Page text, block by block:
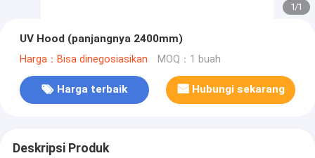
1/1
UV Hood (panjangnya 2400mm)
Harga：Bisa dinegosiasikan MOQ：1 buah
Harga terbaik Hubungi sekarang
Deskripsi Produk